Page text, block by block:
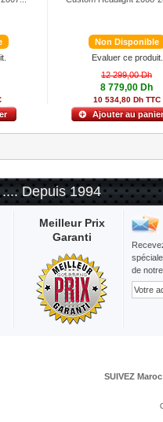
Non Disponible
Evaluer ce produit.
12 299,00 Dh
8 779,00 Dh
10 534,80 Dh TTC
Ajouter au panier
Depuis 1994
Meilleur Prix
Garanti
de
SUIVEZ